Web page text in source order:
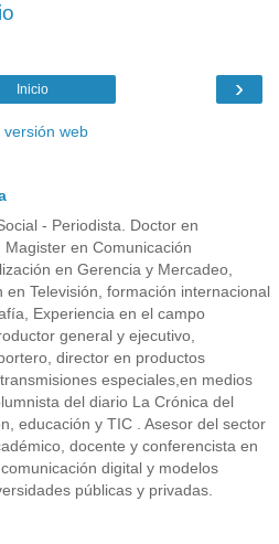
›
Inicio
versión web
- Periodista. Doctor en
Magister en Comunicación
en Gerencia y Mercadeo,
en Televisión, formación internacional
Experiencia en el campo
general y ejecutivo,
director en productos
especiales,en medios
del diario La Crónica del
educación y TIC . Asesor del sector
docente y conferencista en
digital y modelos
públicas y privadas.